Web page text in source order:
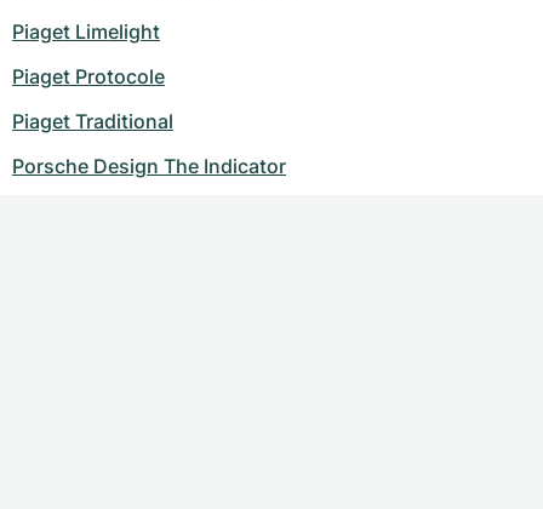
Piaget Limelight
Piaget Protocole
Piaget Traditional
Porsche Design The Indicator